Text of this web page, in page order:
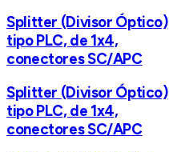
Splitter (Divisor Óptico)
tipo PLC, de 1x4,
conectores SC/APC
Splitter (Divisor Óptico)
tipo PLC, de 1x4,
conectores SC/APC